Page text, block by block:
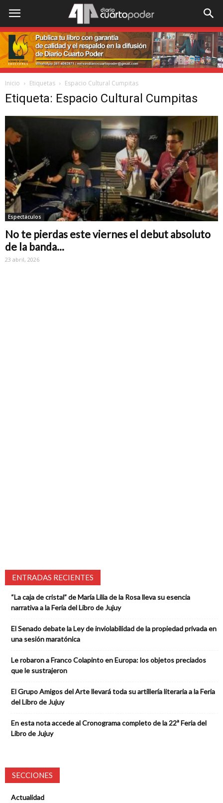
Inicio Etiquetas Espacio Cultural Cumpitas
Etiqueta: Espacio Cultural Cumpitas
Espectáculos
No te pierdas este viernes el debut absoluto
de la banda...
23 abril, 2026
ENTRADAS RECIENTES
“La caja de cristal” de María Lilia de la Rosa lleva su esencia
narrativa a la Feria del Libro de Jujuy
El Senado debate la Ley de inviolabilidad de la propiedad privada en
una sesión maratónica
Le robaron a Franco Colapinto en Europa: los objetos preciados
que le sustrajeron
El Grupo Amigos del Arte llevará toda su artillería literaria a la Feria
del Libro de Jujuy
En esta nota accede al Cronograma completo de la 22ª Feria del
Libro de Jujuy
SECCIONES
Actualidad